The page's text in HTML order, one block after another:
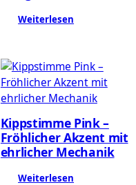
Weiterlesen
Kippstimme Pink –
Fröhlicher Akzent mit
ehrlicher Mechanik
Weiterlesen